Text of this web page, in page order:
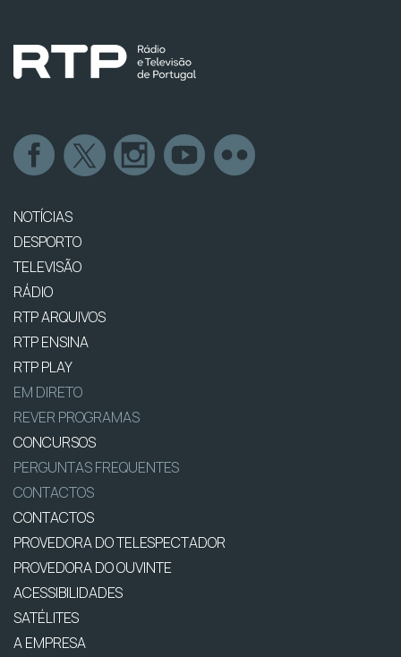
NOTÍCIAS
DESPORTO
TELEVISÃO
RÁDIO
RTP ARQUIVOS
RTP ENSINA
RTP PLAY
EM DIRETO
REVER PROGRAMAS
CONCURSOS
PERGUNTAS FREQUENTES
CONTACTOS
CONTACTOS
PROVEDORA DO TELESPECTADOR
PROVEDORA DO OUVINTE
ACESSIBILIDADES
SATÉLITES
A EMPRESA